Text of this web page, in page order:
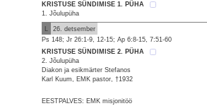
KRISTUSE SÜNDIMISE 1. PÜHA
1. Jõulupüha
26. detsember
Ps 148; Jr 26:1-9, 12-15; Ap 6:8-15, 7:51-60
KRISTUSE SÜNDIMISE 2. PÜHA
2. Jõulupüha
Diakon ja esikmärter Stefanos
Karl Kuum, EMK pastor, †1932
EESTPALVES: EMK misjonitöö